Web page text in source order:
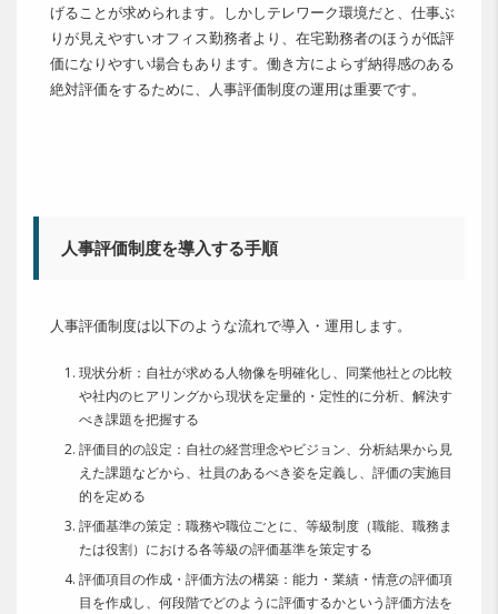
げることが求められます。しかしテレワーク環境だと、仕事ぶ
りが見えやすいオフィス勤務者より、在宅勤務者のほうが低評
価になりやすい場合もあります。働き方によらず納得感のある
絶対評価をするために、人事評価制度の運用は重要です。
人事評価制度を導入する手順
人事評価制度は以下のような流れで導入・運用します。
現状分析：自社が求める人物像を明確化し、同業他社との比較
や社内のヒアリングから現状を定量的・定性的に分析、解決す
べき課題を把握する
評価目的の設定：自社の経営理念やビジョン、分析結果から見
えた課題などから、社員のあるべき姿を定義し、評価の実施目
的を定める
評価基準の策定：職務や職位ごとに、等級制度（職能、職務ま
たは役割）における各等級の評価基準を策定する
評価項目の作成・評価方法の構築：能力・業績・情意の評価項
目を作成し、何段階でどのように評価するかという評価方法を